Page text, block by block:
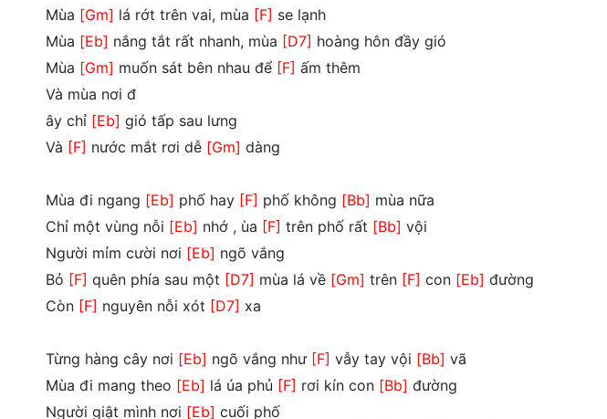
Mùa [Gm] lá rớt trên vai, mùa [F] se lạnh
Mùa [Eb] nắng tắt rất nhanh, mùa [D7] hoàng hôn đầy gió
Mùa [Gm] muốn sát bên nhau để [F] ấm thêm
Và mùa nơi đ
ây chỉ [Eb] gió tấp sau lưng
Và [F] nước mắt rơi dễ [Gm] dàng
Mùa đi ngang [Eb] phố hay [F] phố không [Bb] mùa nữa
Chỉ một vùng nỗi [Eb] nhớ , ùa [F] trên phố rất [Bb] vội
Người mỉm cười nơi [Eb] ngõ vắng
Bỏ [F] quên phía sau một [D7] mùa lá về [Gm] trên [F] con [Eb] đường
Còn [F] nguyên nỗi xót [D7] xa
Từng hàng cây nơi [Eb] ngõ vắng như [F] vẫy tay vội [Bb] vã
Mùa đi mang theo [Eb] lá úa phủ [F] rơi kín con [Bb] đường
Người giật mình nơi [Eb] cuối phố